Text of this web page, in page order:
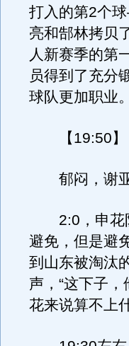
打入的第2个
亮和郜林拷贝
人新赛季的第
员得到了充分
球队更加职业
【19:50】
郁闷，谢亚
2:0，申花队
避免，但是避
到山东被淘汰
声，“这下子
花来说算不上